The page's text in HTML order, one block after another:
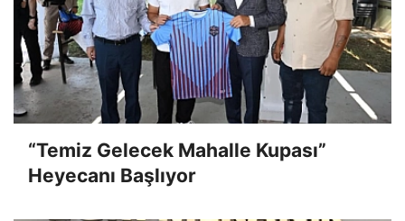
“Temiz Gelecek Mahalle Kupası”
Heyecanı Başlıyor